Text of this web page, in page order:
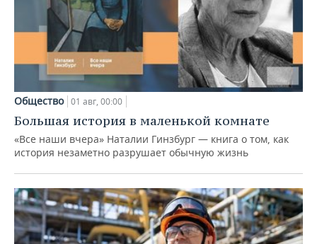
Общество 01 авг, 00:00
Большая история в маленькой комнате
«Все наши вчера» Наталии Гинзбург — книга о том, как
история незаметно разрушает обычную жизнь